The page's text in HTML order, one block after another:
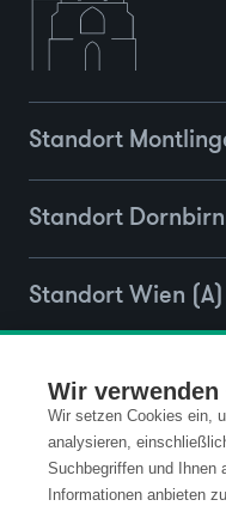
Wir verwenden
Wir setzen Cookies ein,
analysieren,
Suchbegriffen und Ihnen
Informationen anbieten
Standort
Standort Dornbirn
Standort Wien (A)
Kontakt